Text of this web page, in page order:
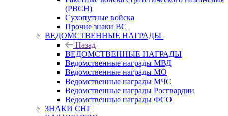
(РВСН)
Сухопутные войска
Прочие знаки ВС
ВЕДОМСТВЕННЫЕ НАГРАДЫ
Назад
ВЕДОМСТВЕННЫЕ НАГРАДЫ
Ведомственные награды МВД
Ведомственные награды МО
Ведомственные награды МЧС
Ведомственные награды Росгвардии
Ведомственные награды ФСО
ЗНАКИ СНГ